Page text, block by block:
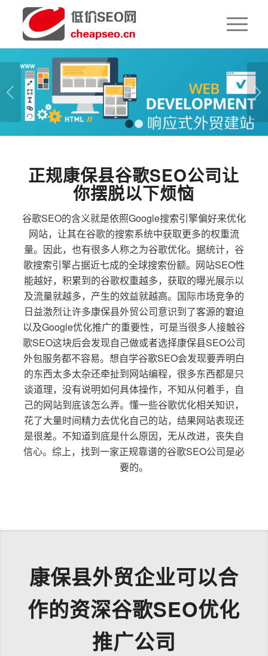
下一页
1 2
正规康保县谷歌SEO公司让
你摆脱以下烦恼
谷歌SEO的含义就是依照Google搜索引擎偏好来优化
网站，让其在谷歌的搜索系统中获取更多的权重流
量。因此，也有很多人称之为谷歌优化。据统计，谷
歌搜索引擎占据近七成的全球搜索份额。网站SEO性
能越好，积累到的谷歌权重越多，获取的曝光展示以
及流量就越多，产生的效益就越高。国际市场竞争的
日益激烈让许多康保县外贸公司意识到了客源的窘迫
以及Google优化推广的重要性，可是当很多人接触谷
歌SEO这块后会发现自己做或者选择康保县SEO公司
外包服务都不容易。想自学谷歌SEO会发现要弄明白
的东西太多太杂还牵扯到网站编程，很多东西都是只
谈道理，没有说明如何具体操作，不知从何着手，自
己的网站到底该怎么弄。懂一些谷歌优化相关知识，
花了大量时间精力去优化自己的站，结果网站表现还
是很差。不知道到底是什么原因，无从改进，丧失自
信心。综上，找到一家正规靠谱的谷歌SEO公司是必
要的。
康保县外贸企业可以合
作的资深谷歌SEO优化
推广公司